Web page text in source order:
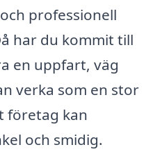
professionell
har du kommit till
en uppfart, väg
verka som en stor
företag kan
och smidig.